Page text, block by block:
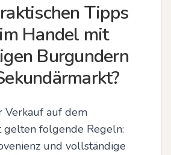
Tipps
Handel mit
Burgundern
Verkauf auf dem
gelten folgende Regeln:
und vollständige